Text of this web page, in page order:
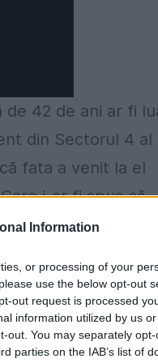
Information
or processing of your
use the below opt-out
out request is processed
information utilized by us
out. You may separately
parties on the IAB’s list of
de 42 de ani ar fi
din Sectorul 4 al
fata a venit la el
i-ar fi spus că
discuții pe
seamă. Bună, ce